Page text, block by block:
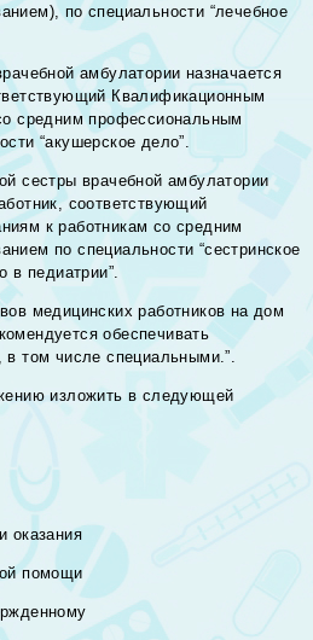
по специальности “лечебное
амбулатории назначается
Квалификационным
средним профессиональным
“акушерское дело”.
сестры врачебной амбулатории
соответствующий
к работникам со средним
по специальности “сестринское
в педиатрии”.
медицинских работников на дом
обеспечивать
том числе специальными.”.
изложить в следующей
оказания
помощи